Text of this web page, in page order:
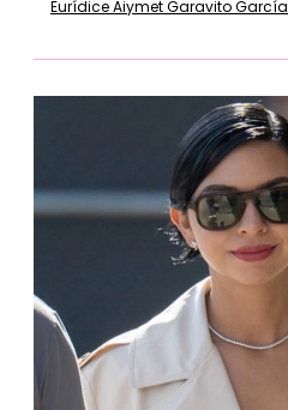
Eurídice Aiymet Garavito García